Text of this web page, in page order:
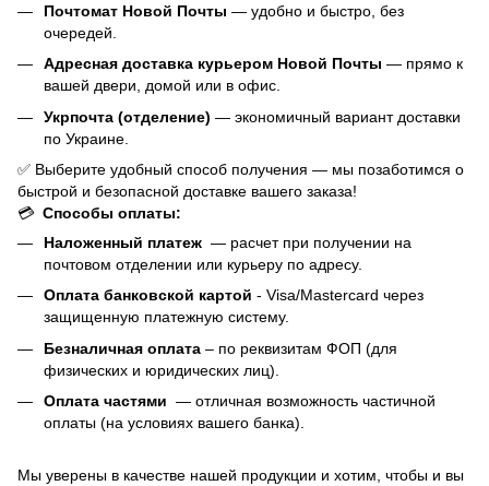
Почтомат Новой Почты — удобно и быстро, без
очередей.
Адресная доставка курьером Новой Почты — прямо к
вашей двери, домой или в офис.
Укрпочта (отделение) — экономичный вариант доставки
по Украине.
✅ Выберите удобный способ получения — мы позаботимся о
быстрой и безопасной доставке вашего заказа!
💳 Способы оплаты:
Наложенный платеж — расчет при получении на
почтовом отделении или курьеру по адресу.
Оплата банковской картой - Visa/Mastercard через
защищенную платежную систему.
Безналичная оплата – по реквизитам ФОП (для
физических и юридических лиц).
Оплата частями — отличная возможность частичной
оплаты (на условиях вашего банка).
Мы уверены в качестве нашей продукции и хотим, чтобы и вы